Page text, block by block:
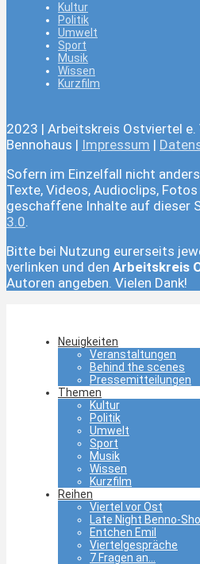
Kultur
Politik
Umwelt
Sport
Musik
Wissen
Kurzfilm
2023 | Arbeitskreis Ostviertel e.
Bennohaus | Impressum |
Sofern im Einzelfall nicht
Texte, Videos, Audioclips,
geschaffene Inhalte auf dieser
3.0.
Bitte bei Nutzung eurerseits
verlinken und den Arbeitskreis
Autoren angeben. Vielen Dank!
Neuigkeiten
Veranstaltungen
Behind the scenes
Pressemitteilungen
Themen
Kultur
Politik
Umwelt
Sport
Musik
Wissen
Kurzfilm
Reihen
Viertel vor Ost
Late Night Benno-
Entchen Emil
Viertelgespräche
7 Fragen an…